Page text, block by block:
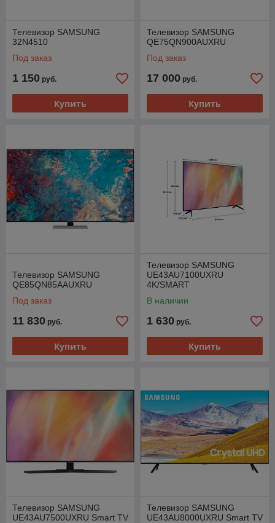
Телевизор SAMSUNG
32N4510
Под заказ
1 150 руб.
Купить
Телевизор SAMSUNG
QE75QN900AUXRU
Под заказ
17 000 руб.
Купить
Телевизор SAMSUNG
QE85QN85AAUXRU
Под заказ
11 830 руб.
Купить
Телевизор SAMSUNG
UE43AU7100UXRU
4K/SMART
В наличии
1 630 руб.
Купить
Телевизор SAMSUNG
UE43AU7500UXRU Smart TV
Телевизор SAMSUNG
UE43AU8000UXRU Smart TV